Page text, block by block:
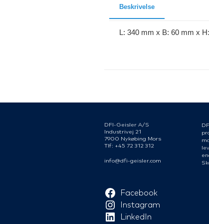
Beskrivelse
L: 340 mm x B: 60 mm x
DFI-Geisler A/S
Industrivej 21
7900 Nykøbing Mors
Tlf: +45 72 312 312
info@dfi-geisler.com
Facebook
Instagram
LinkedIn